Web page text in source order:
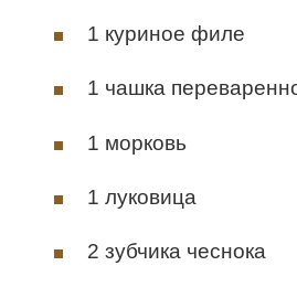
1 куриное филе
1 чашка
1 морковь
1 луковица
2 зубчика чеснока